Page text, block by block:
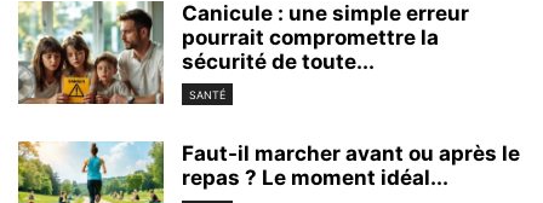
Canicule : une simple erreur
pourrait compromettre la
sécurité de toute...
SANTÉ
Faut-il marcher avant ou après le
repas ? Le moment idéal...